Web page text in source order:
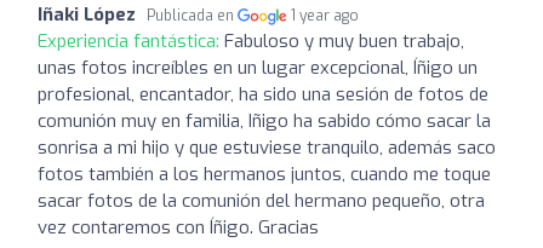
Iñaki López Publicada en 1 year ago
Experiencia fantástica: Fabuloso y muy buen trabajo,
unas fotos increíbles en un lugar excepcional, Íñigo un
profesional, encantador, ha sido una sesión de fotos de
comunión muy en familia, Iñigo ha sabido cómo sacar la
sonrisa a mi hijo y que estuviese tranquilo, además saco
fotos también a los hermanos juntos, cuando me toque
sacar fotos de la comunión del hermano pequeño, otra
vez contaremos con Íñigo. Gracias